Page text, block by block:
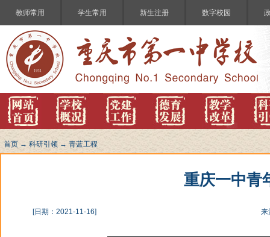
教师常用 学生常用 新生注册 数字校园
首页 → 科研引领 → 青蓝工程
重庆一中青
[日期：2021-11-16] 来